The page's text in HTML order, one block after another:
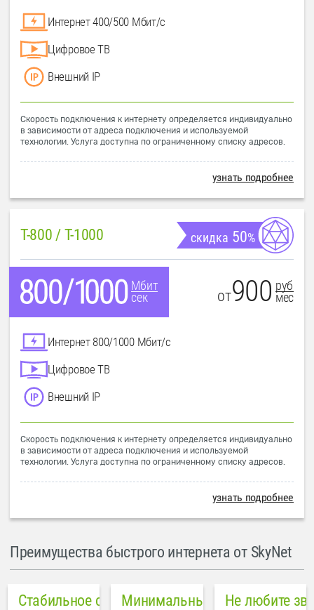
Интернет 400/500 Мбит/с
Цифровое ТВ
Внешний IP
Скорость подключения к интернету определяется индивидуально
в зависимости от адреса подключения и используемой
технологии. Услуга доступна по ограниченному списку адресов.
узнать подробнее
T-800 / T-1000 скидка 50%
Мбит
сек
от900 руб
мес
Интернет 800/1000 Мбит/с
Цифровое ТВ
Внешний IP
Скорость подключения к интернету определяется индивидуально
в зависимости от адреса подключения и используемой
технологии. Услуга доступна по ограниченному списку адресов.
узнать подробнее
Преимущества быстрого интернета от SkyNet
Стабильное соединениеМинимальный пинг в городе
Не любите